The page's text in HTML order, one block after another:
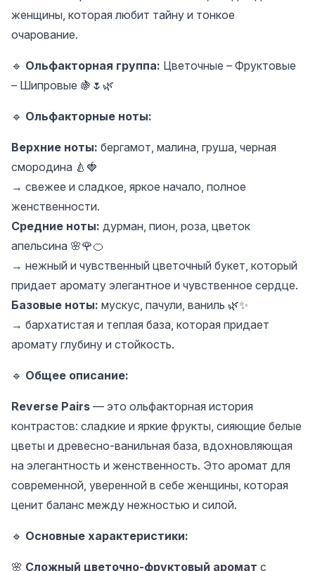
женщины, которая любит тайну и тонкое
очарование.
🔹 Ольфакторная группа: Цветочные – Фруктовые
– Шипровые 🍇🌷🌿
🔹 Ольфакторные ноты:
Верхние ноты: бергамот, малина, груша, черная
смородина 🍐🍓
→ свежее и сладкое, яркое начало, полное
женственности.
Средние ноты: дурман, пион, роза, цветок
апельсина 🌸🌹🍊
→ нежный и чувственный цветочный букет, который
придает аромату элегантное и чувственное сердце.
Базовые ноты: мускус, пачули, ваниль 🌿✨
→ бархатистая и теплая база, которая придает
аромату глубину и стойкость.
🔹 Общее описание:
Reverse Pairs — это ольфакторная история
контрастов: сладкие и яркие фрукты, сияющие белые
цветы и древесно-ванильная база, вдохновляющая
на элегантность и женственность. Это аромат для
современной, уверенной в себе женщины, которая
ценит баланс между нежностью и силой.
🔹 Основные характеристики:
🌸 Сложный цветочно-фруктовый аромат с